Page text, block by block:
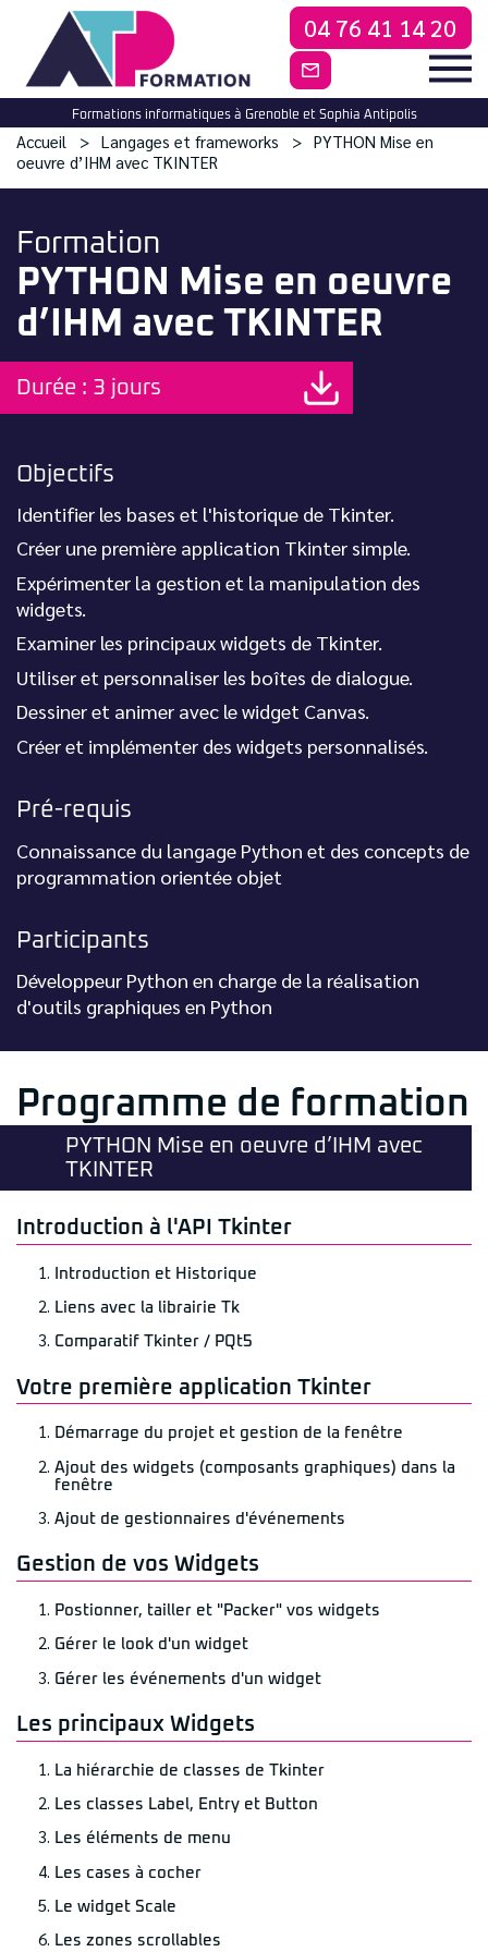
04 76 41 14 20
CONTACTEZ-
Formations informatiques à Grenoble et Sophia Antipolis
Accueil Langages et frameworks
PYTHON Mise en
oeuvre d’IHM avec TKINTER
Formation
PYTHON Mise en oeuvre
d’IHM avec TKINTER
Durée : 3 jours
Objectifs
Identifier les bases et l'historique de Tkinter.
Créer une première application Tkinter simple.
Expérimenter la gestion et la manipulation des
widgets.
Examiner les principaux widgets de Tkinter.
Utiliser et personnaliser les boîtes de dialogue.
Dessiner et animer avec le widget Canvas.
Créer et implémenter des widgets personnalisés.
Pré-requis
Connaissance du langage Python et des concepts de
programmation orientée objet
Participants
Développeur Python en charge de la réalisation
d'outils graphiques en Python
Programme de formation
PYTHON Mise en oeuvre d’IHM avec
TKINTER
Introduction à l'API Tkinter
Introduction et Historique
Liens avec la librairie Tk
Comparatif Tkinter / PQt5
Votre première application Tkinter
Démarrage du projet et gestion de la fenêtre
Ajout des widgets (composants graphiques) dans la
fenêtre
Ajout de gestionnaires d'événements
Gestion de vos Widgets
Postionner, tailler et "Packer" vos widgets
Gérer le look d'un widget
Gérer les événements d'un widget
Les principaux Widgets
La hiérarchie de classes de Tkinter
Les classes Label, Entry et Button
Les éléments de menu
Les cases à cocher
Le widget Scale
Les zones scrollables